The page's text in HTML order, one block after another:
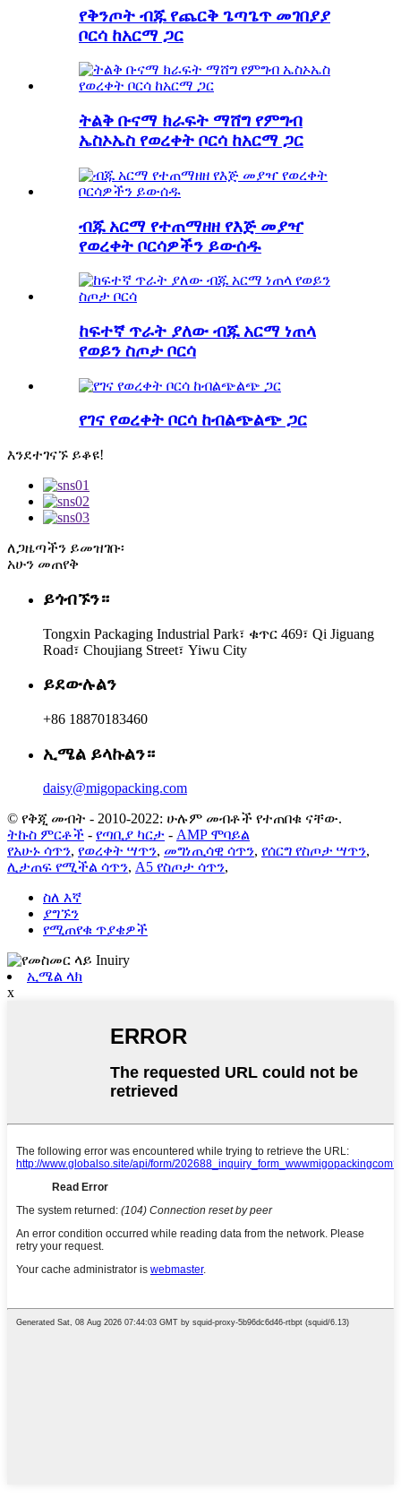
የቅንጦት ብጁ የጨርቅ ጌጣጌጥ መገበያያ
ቦርሳ ከአርማ ጋር
ትልቅ ቡናማ ክራፍት ማሸግ የምግብ
ኤስኦኤስ የወረቀት ቦርሳ ከአርማ ጋር
ብጁ አርማ የተጠማዘዘ የእጅ መያዣ
የወረቀት ቦርሳዎችን ይውሰዱ
ከፍተኛ ጥራት ያለው ብጁ አርማ ነጠላ
የወይን ስጦታ ቦርሳ
የገና የወረቀት ቦርሳ ከብልጭልጭ ጋር
እንደተገናኙ ይቆዩ!
ለጋዜጣችን ይመዝገቡ፡
አሁን መጠየቅ
ይጎብኙን።
Tongxin Packaging Industrial Park፣ ቁጥር 469፣ Qi Jiguang
Road፣ Choujiang Street፣ Yiwu City
ይደውሉልን
+86 18870183460
ኢሜል ይላኩልን።
daisy@migopacking.com
© የቅጂ መብት - 2010-2022: ሁሉም መብቶች የተጠበቁ ናቸው.
ትኩስ ምርቶች - የጣቢያ ካርታ - AMP ሞባይል
የአሁኑ ሳጥን, የወረቀት ሣጥን, መግነጢሳዊ ሳጥን, የሰርግ የስጦታ ሣጥን,
ሊታጠፍ የሚችል ሳጥን, A5 የስጦታ ሳጥን,
ስለ እኛ
ያግኙን
የሚጠየቁ ጥያቄዎች
ኢሜል ላክ
x